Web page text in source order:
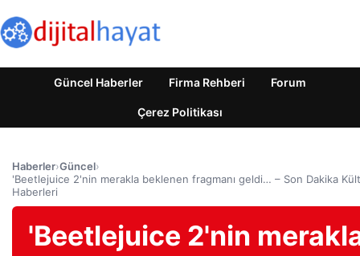
Güncel Haberler Firma Rehberi Forum
Çerez Politikası
Haberler›Güncel›
'Beetlejuice 2'nin merakla beklenen fragmanı geldi… – Son Dakika
Haberleri
'Beetlejuice 2'nin